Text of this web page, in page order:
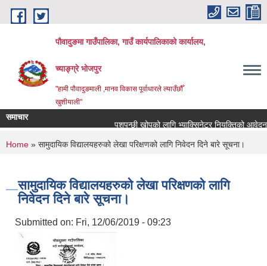
Skip to main content
पौवादुङमा गाउँपालिका, गाउँ कार्यपालिकाको कार्यालय,
च्याङ्ग्रे भोजपुर
"हामी पौवादुङमाली ,मानव विकास पूर्वाधारले ल्याउँछौँ
खुशीयाली"
समाचार
पशुपन्छी खोपको लागि भ्याक्सिनेटर नियुक्तिको आवेदन
You are here
Home » सामुदायिक विद्यालयहरुको लेखा परिक्षणको लागि निवेदन दिने बारे सूचना।
सामुदायिक विद्यालयहरुको लेखा परिक्षणको लागि
निवेदन दिने बारे सूचना।
Submitted on: Fri, 12/06/2019 - 09:23